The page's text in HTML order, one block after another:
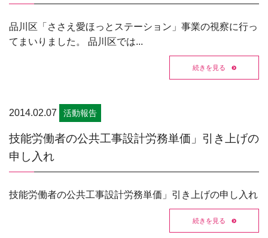
品川区「ささえ愛ほっとステーション」事業の視察に行っ
てまいりました。 品川区では...
続きを見る
2014.02.07 活動報告
技能労働者の公共工事設計労務単価」引き上げの
申し入れ
技能労働者の公共工事設計労務単価」引き上げの申し入れ
続きを見る